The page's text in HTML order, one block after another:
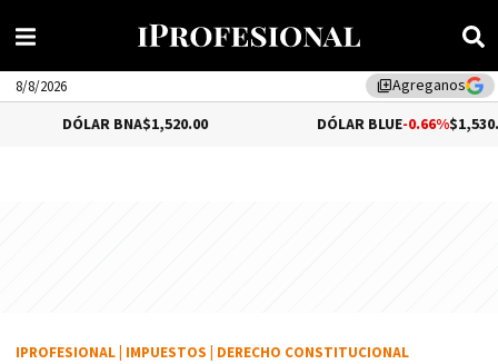
library_addAgreganos
8/8/2026
BNA$1,520.00 DÓLAR BLUE-0.66%$1,530.00
IPROFESIONAL IMPUESTOS DERECHO CONSTITUCIONAL